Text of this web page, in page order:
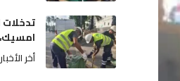
تدخلات
أخر الأخبار